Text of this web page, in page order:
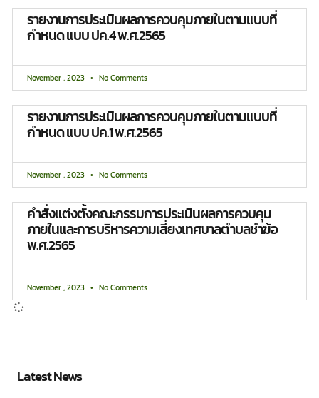
รายงานการประเมินผลการควบคุมภายในตามแบบที่
กำหนด แบบ ปค.4 พ.ศ.2565
November , 2023 No Comments
รายงานการประเมินผลการควบคุมภายในตามแบบที่
กำหนด แบบ ปค.1 พ.ศ.2565
November , 2023 No Comments
คำสั่งแต่งตั้งคณะกรรมการประเมินผลการควบคุม
ภายในและการบริหารความเสี่ยงเทศบาลตำบลชำฆ้อ
พ.ศ.2565
November , 2023 No Comments
Latest News